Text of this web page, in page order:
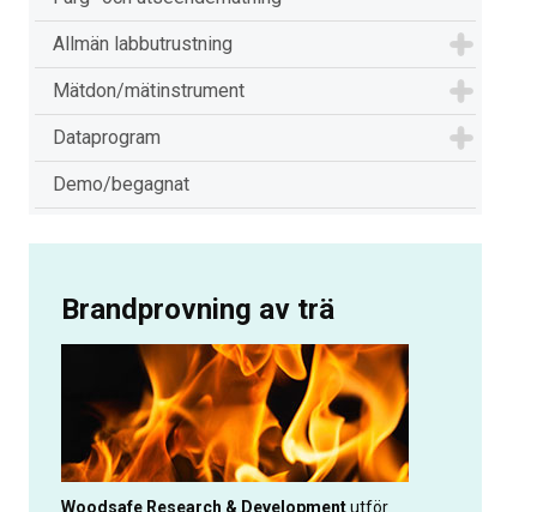
Allmän labbutrustning
Mätdon/mätinstrument
Dataprogram
Demo/begagnat
Brandprovning av trä
Woodsafe Research & Developmentutför